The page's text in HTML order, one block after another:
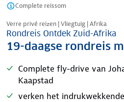
Complete reissom
Nazomer korting
Verre privé reizen | Vliegtuig | Afrika
Rondreis Ontdek Zuid-Afrika
19-daagse rondreis
Complete fly-drive van
Kaapstad
verken het